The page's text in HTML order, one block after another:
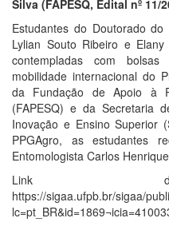
Silva (FAPESQ, Edital nº 11/
Estudantes do Doutorado
Lylian Souto Ribeiro e
contempladas com
mobilidade internacional do
da Fundação de Apoio à
(FAPESQ) e da Secretaria
Inovação e Ensino Superior
PPGAgro, as estudantes
Entomologista Carlos
Link
https://sigaa.ufpb.br/sigaa/